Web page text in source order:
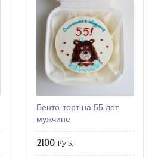
Бенто-торт на 55 лет
мужчине
2100 руб.